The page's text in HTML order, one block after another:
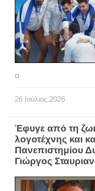
α
26 Ιούλιος 2026
Έφυγε από τη
λογοτέχνης και
Πανεπιστημίου
Γιώργος